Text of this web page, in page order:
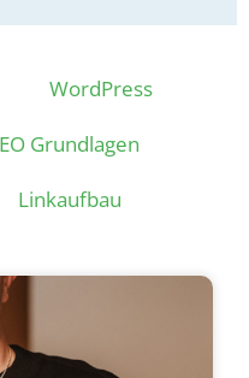
WordPress
Grundlagen
Linkaufbau